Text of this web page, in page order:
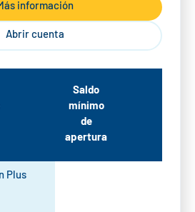
información
Abrir cuenta
Saldo
mínimo
de
apertura
Plus